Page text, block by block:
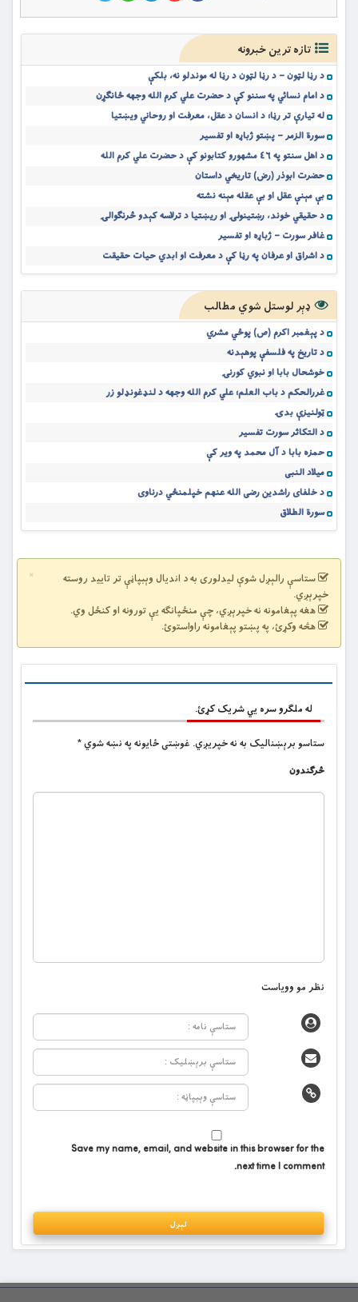
تازه ترین خبرونه
د رڼا لټون – د رڼا لټون د رڼا له موندلو نه، بلکې
د امام نسائي په سننو کې د حضرت علي کرم الله وجهه ځانګړن
له تیارې تر رڼا؛ د انسان د عقل، معرفت او روحاني ویښتیا
سورة الزمر – پښتو ژباړه او تفسیر
د اهل سنتو په ٤٦ مشهورو کتابونو کې د حضرت علي کرم الله
حضرت ابوذر (رض) تاریخي داستان
بې مېنې عقل او بې عقله مېنه نشته
د حقیقي خوند، رښتینولۍ او ریښتیا د ترلاسه کېدو څرنګوالۍ
غافر سورت – ژباړه او تفسیر
د اشراق او عرفان په رڼا کې د معرفت او ابدي حیات حقیقت
ډېر لوستل شوي مطالب
د پېغمبر اکرم (ص) پوځي مشري
د تاریخ په فلسفې پوهېدنه
خوشحال بابا او نبوي کورنۍ
غررالحکم د باب العلم؛ علي کرم الله وجهه د لنډغونډلو زر
ټولنیزې بدۍ
د التکاثر سورت تفسیر
حمزه بابا د آل محمد په ویر کې
میلاد النبی
د خلفای راشدین رضی الله عنهم خپلمنځي درناوی
سورة الطلاق
×
ستاسې رالېږل شوې لیدلوری به د اندیال وېبپاڼې تر تایید روسته
خپرېږي.
هغه پېغامونه نه خپرېږي، چې منځپانګه یې تورونه او کنځل وي.
هڅه وکړئ، په پښتو پېغامونه راواستوئ.
له ملگرو سره یي شریک کړئ.
ستاسو برېښناليک به نه خپريږي. غوښتى ځایونه په نښه شوي*
څرگندون
نظر مو وویاست
Save my name, email, and website in this browser for the
next time I comment.